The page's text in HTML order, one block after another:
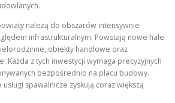
należą do obszarów intensywnie
infrastrukturalnym. Powstają nowe hale
obiekty handlowe oraz
Każda z tych inwestycji wymaga precyzyjnych
bezpośrednio na placu budowy.
spawalnicze zyskują coraz większą